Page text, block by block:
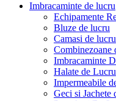
Imbracaminte de lucru
Echipamente
Bluze de lucru
Camasi de lucru
Combinezoane
Imbracaminte
Halate de Lucru
Impermeabile
Geci si Jachete